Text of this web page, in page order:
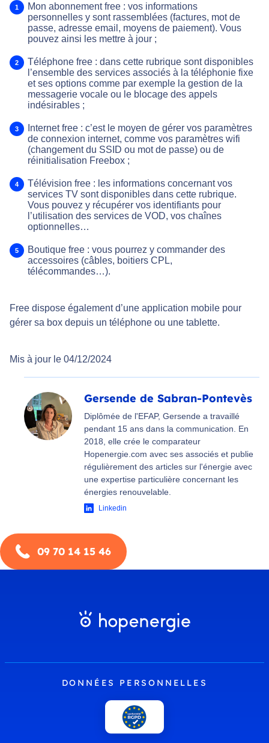
Mon abonnement free : vos informations
personnelles y sont rassemblées (factures, mot de
passe, adresse email, moyens de paiement). Vous
pouvez ainsi les mettre à jour ;
Téléphone free : dans cette rubrique sont disponibles
l’ensemble des services associés à la téléphonie fixe
et ses options comme par exemple la gestion de la
messagerie vocale ou le blocage des appels
indésirables ;
Internet free : c’est le moyen de gérer vos paramètres
de connexion internet, comme vos paramètres wifi
(changement du SSID ou mot de passe) ou de
réinitialisation Freebox ;
Télévision free : les informations concernant vos
services TV sont disponibles dans cette rubrique.
Vous pouvez y récupérer vos identifiants pour
l’utilisation des services de VOD, vos chaînes
optionnelles…
Boutique free : vous pourrez y commander des
accessoires (câbles, boitiers CPL,
télécommandes…).
Free dispose également d’une application mobile pour
gérer sa box depuis un téléphone ou une tablette.
Mis à jour le 04/12/2024
Gersende de Sabran-Pontevès
Diplômée de l'EFAP, Gersende a travaillé
pendant 15 ans dans la communication. En
2018, elle crée le comparateur
Hopenergie.com avec ses associés et publie
régulièrement des articles sur l'énergie avec
une expertise particulière concernant les
énergies renouvelable.
Linkedin
09 70 14 15 46
DONNÉES PERSONNELLES